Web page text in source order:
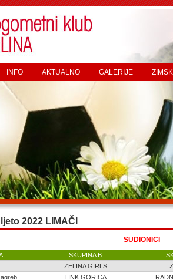
INFO AKTUALNO GALERIJE
2022 LIMAČI
SUDIONICI
SKUPINA B
ZELINA GIRLS
HNK GORICA